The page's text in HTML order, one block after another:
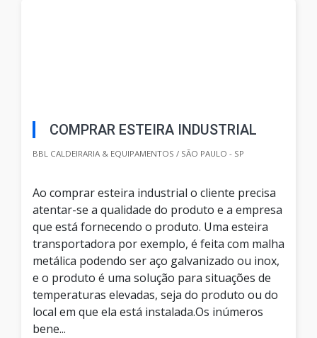
COMPRAR ESTEIRA INDUSTRIAL
BBL CALDEIRARIA & EQUIPAMENTOS / SÃO PAULO - SP
Ao comprar esteira industrial o cliente precisa
atentar-se a qualidade do produto e a empresa
que está fornecendo o produto. Uma esteira
transportadora por exemplo, é feita com malha
metálica podendo ser aço galvanizado ou inox,
e o produto é uma solução para situações de
temperaturas elevadas, seja do produto ou do
local em que ela está instalada.Os inúmeros
bene...